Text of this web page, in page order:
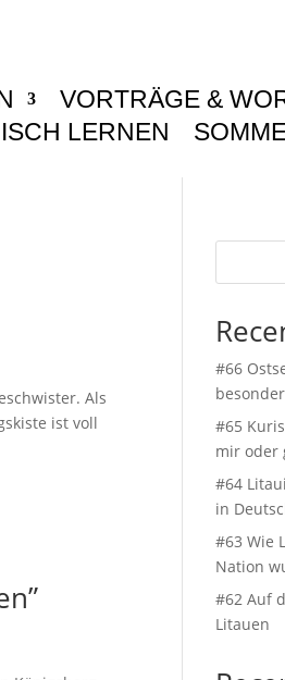
VORTRÄGE &
LERNEN
Als
ist voll
#66
#65
mir oder
#64
in
#63 Wie
Nation
#62 Auf
Litauen